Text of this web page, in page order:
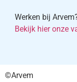
Werken bij
Bekijk hier onze
©Arvem